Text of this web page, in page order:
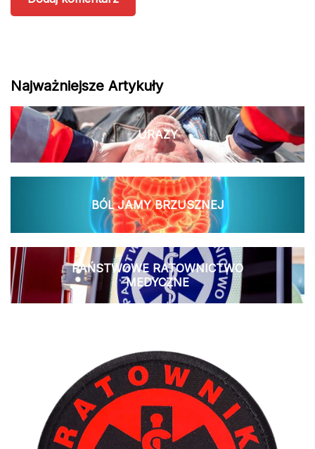
Najważniejsze Artykuły
URAZY
BÓL JAMY BRZUSZNEJ
PAŃSTWOWE RATOWNICTWO
MEDYCZNE